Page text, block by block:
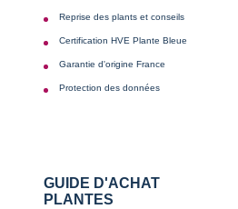
Reprise des plants et conseils
Certification HVE Plante Bleue
Garantie d'origine France
Protection des données
GUIDE D'ACHAT
PLANTES